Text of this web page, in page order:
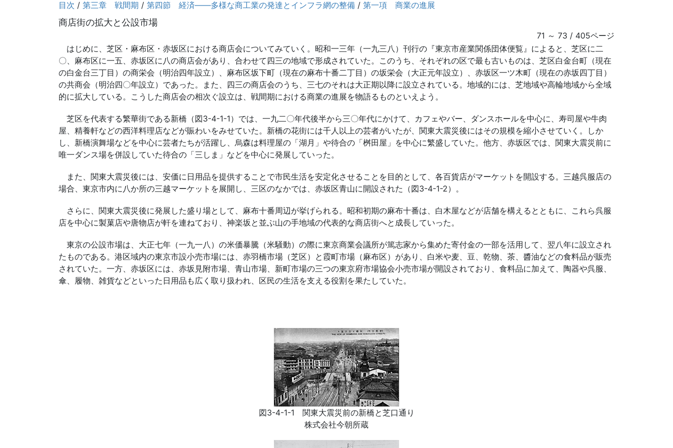
目次 / 第三章 戦間期 / 第四節 経済――多様な商工業の発達とインフラ網の整備 / 第一項 商業の進展
商店街の拡大と公設市場
71 ～ 73 / 405ページ
はじめに、芝区・麻布区・赤坂区における商店会についてみていく。昭和一三年（一九三八）刊行の『東京市産業関係団体便覧』によると、芝区に二
〇、麻布区に一五、赤坂区に八の商店会があり、合わせて四三の地域で形成されていた。このうち、それぞれの区で最も古いものは、芝区白金台町（現在
の白金台三丁目）の商栄会（明治四年設立）、麻布区坂下町（現在の麻布十番二丁目）の坂栄会（大正元年設立）、赤坂区一ツ木町（現在の赤坂四丁目）
の共商会（明治四〇年設立）であった。また、四三の商店会のうち、三七のそれは大正期以降に設立されている。地域的には、芝地域や高輪地域から全域
的に拡大している。こうした商店会の相次ぐ設立は、戦間期における商業の進展を物語るものといえよう。
芝区を代表する繁華街である新橋（図3-4-1-1）では、一九二〇年代後半から三〇年代にかけて、カフェやバー、ダンスホールを中心に、寿司屋や牛肉
屋、精養軒などの西洋料理店などが賑わいをみせていた。新橋の花街には千人以上の芸者がいたが、関東大震災後にはその規模を縮小させていく。しか
し、新橋演舞場などを中心に芸者たちが活躍し、烏森は料理屋の「湖月」や待合の「桝田屋」を中心に繁盛していた。他方、赤坂区では、関東大震災前に
唯一ダンス場を併設していた待合の「三しま」などを中心に発展していった。
また、関東大震災後には、安価に日用品を提供することで市民生活を安定化させることを目的として、各百貨店がマーケットを開設する。三越呉服店の
場合、東京市内に八か所の三越マーケットを展開し、三区のなかでは、赤坂区青山に開設された（図3-4-1-2）。
さらに、関東大震災後に発展した盛り場として、麻布十番周辺が挙げられる。昭和初期の麻布十番は、白木屋などが店舗を構えるとともに、これら呉服
店を中心に製菓店や唐物店が軒を連ねており、神楽坂と並ぶ山の手地域の代表的な商店街へと成長していった。
東京の公設市場は、大正七年（一九一八）の米価暴騰（米騒動）の際に東京商業会議所が篤志家から集めた寄付金の一部を活用して、翌八年に設立され
たものである。港区域内の東京市設小売市場には、赤羽橋市場（芝区）と霞町市場（麻布区）があり、白米や麦、豆、乾物、茶、醬油などの食料品が販売
されていた。一方、赤坂区には、赤坂見附市場、青山市場、新町市場の三つの東京府市場協会小売市場が開設されており、食料品に加えて、陶器や呉服、
傘、履物、雑貨などといった日用品も広く取り扱われ、区民の生活を支える役割を果たしていた。
図3-4-1-1 関東大震災前の新橋と芝口通り
株式会社今朝所蔵